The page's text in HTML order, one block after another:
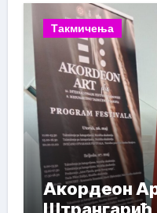
Такмичења
Акордеон
Штрангарић